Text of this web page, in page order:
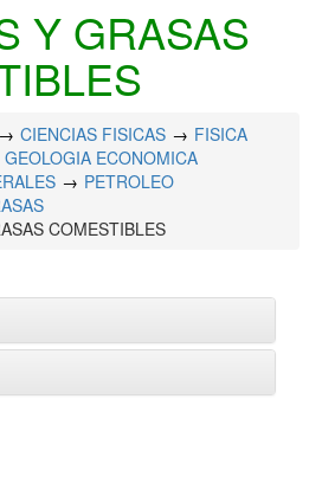
Y GRASAS
CIENCIAS FISICAS
FISICA
GEOLOGIA ECONOMICA
PETROLEO
COMESTIBLES